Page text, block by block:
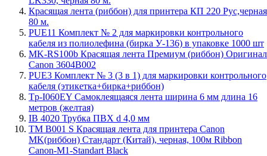
Красящая лента (риббон) для принтера КП 220 Рус,черная
80 м.
PUE11 Комплект № 2 для маркировки контрольного
кабеля из полиолефина (бирка У-136) в упаковке 1000 шт
MK-RS100b Красящая лента Премиум (риббон) Оригинал
Canon 3604B002
PUE3 Комплект № 3 (3 в 1) для маркировки контрольного
кабеля (этикетка+бирка+риббон)
Tp-I060EY Самоклеящаяся лента ширина 6 мм длина 16
метров (желтая)
IB 4020 Трубка ПВХ d 4,0 мм
TM B001 S Красящая лента для принтера Canon
MK(риббон) Стандарт (Китай), черная, 100м Ribbon
Canon-M1-Standart Black